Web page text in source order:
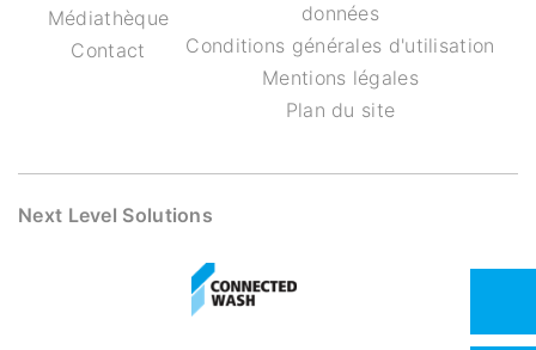
Médiathèque
Contact
données
Conditions générales d'utilisation
Mentions légales
Plan du site
Next Level Solutions